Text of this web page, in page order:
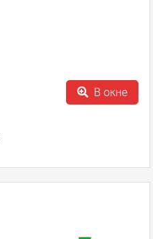
В окне